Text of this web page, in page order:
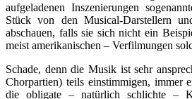
aufgeladenen Inszenierungen
Stück von den Musical-Darstellern
abschauen, falls sie sich nicht ein
meist amerikanischen – Verfilmungen
Schade, denn die Musik ist sehr
Chorpartien) teils einstimmigen, immer
die obligate – natürlich schlichte –